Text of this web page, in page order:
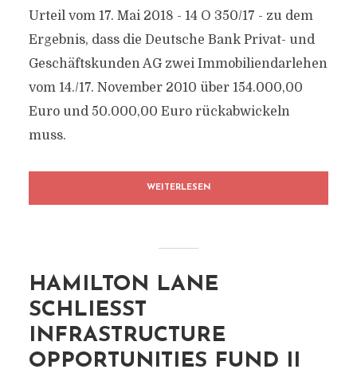
Urteil vom 17. Mai 2018 - 14 O 350/17 - zu dem
Ergebnis, dass die Deutsche Bank Privat- und
Geschäftskunden AG zwei Immobiliendarlehen
vom 14./17. November 2010 über 154.000,00
Euro und 50.000,00 Euro rückabwickeln
muss.
WEITERLESEN
HAMILTON LANE
SCHLIESST I
NFRASTRUCTURE O
PPORTUNITIES FUND II M